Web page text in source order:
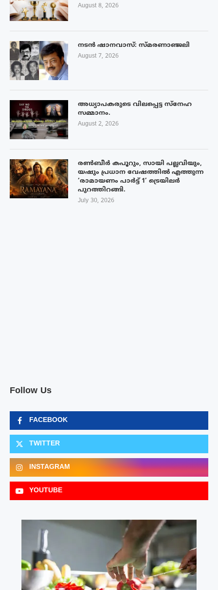
August 8, 2026
നടൻ ഷാനവാസ്: സ്മരണാഞ്ജലി
August 7, 2026
അധ്യാപകരുടെ വിലപ്പെട്ട സ്നേഹ
സമ്മാനം.
August 2, 2026
രൺബീർ കപൂറും, സായി പല്ലവിയും,
യഷും പ്രധാന വേഷത്തിൽ എത്തുന്ന
‘രാമായണം പാർട്ട് 1’ ട്രെയിലർ
പുറത്തിറങ്ങി.
July 30, 2026
Follow Us
FACEBOOK
TWITTER
INSTAGRAM
YOUTUBE